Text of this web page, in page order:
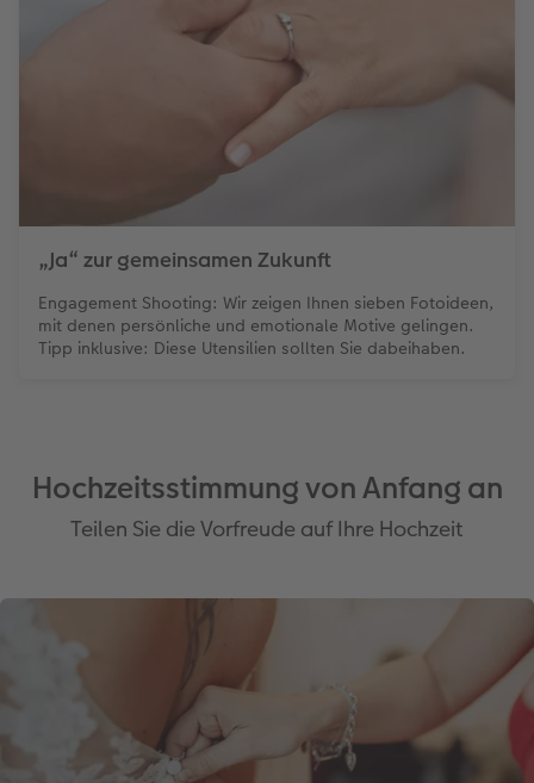
„Ja“ zur gemeinsamen Zukunft
Engagement Shooting: Wir zeigen Ihnen sieben Fotoideen,
mit denen persönliche und emotionale Motive gelingen.
Tipp inklusive: Diese Utensilien sollten Sie dabeihaben.
Hochzeitsstimmung von Anfang an
Teilen Sie die Vorfreude auf Ihre Hochzeit